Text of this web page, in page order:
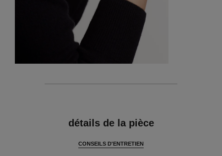
détails de la pièce
CONSEILS D'ENTRETIEN